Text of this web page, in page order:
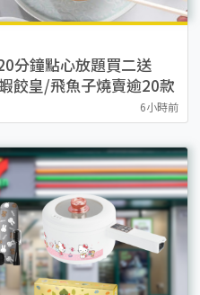
分鐘點心放題買二送
餃皇/飛魚子燒賣逾20款
6小時前